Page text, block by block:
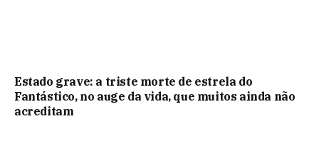
Estado grave: a triste morte de estrela do
Fantástico, no auge da vida, que muitos ainda não
acreditam